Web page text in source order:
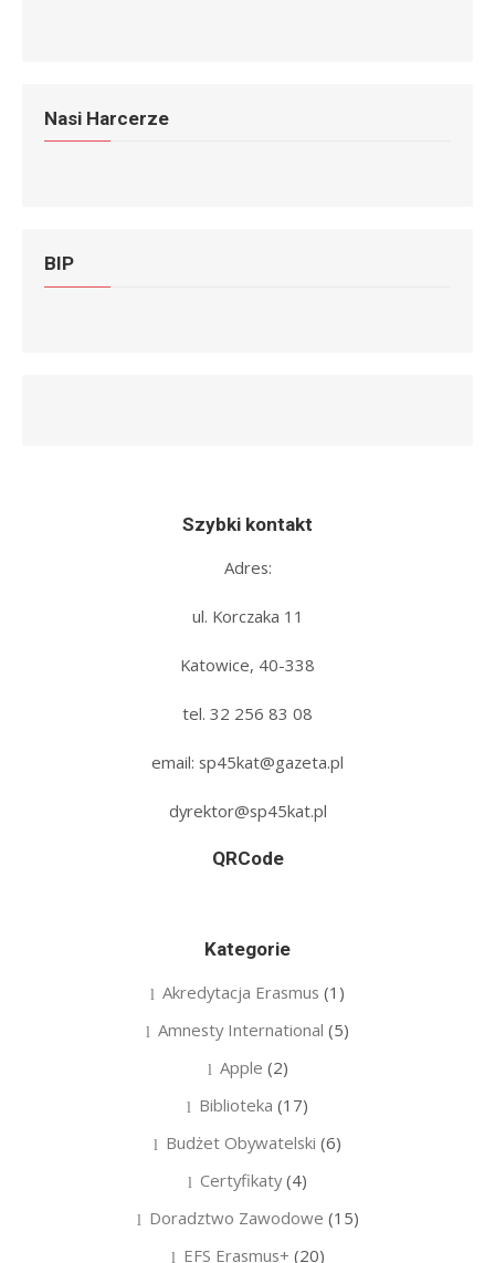
Nasi Harcerze
BIP
Szybki kontakt
Adres:
ul. Korczaka 11
Katowice, 40-338
tel. 32 256 83 08‬
email: sp45kat@gazeta.pl
dyrektor@sp45kat.pl
QRCode
Kategorie
Akredytacja Erasmus (1)
Amnesty International (5)
Apple (2)
Biblioteka (17)
Budżet Obywatelski (6)
Certyfikaty(4)
Doradztwo Zawodowe (15)
EFS Erasmus+ (20)